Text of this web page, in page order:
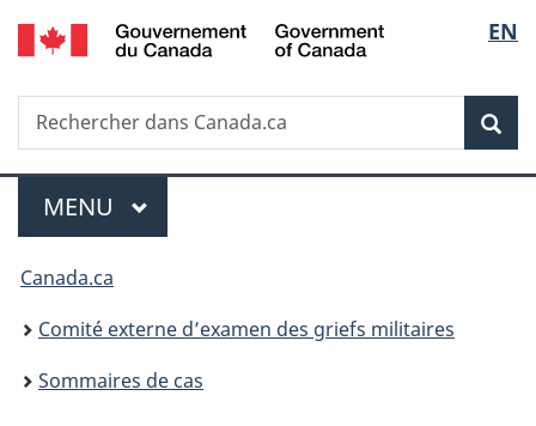
Passer
au
principal
Passer
à
Au
du
Passer
à
version
simplifiée
de
la
EN
Recherche
Rechercher
dans
Menu
MENU PRINCIPAL
Vous
êtes
ici :
Canada.ca
Comité externe d’examen des griefs militaires
Sommaires de cas